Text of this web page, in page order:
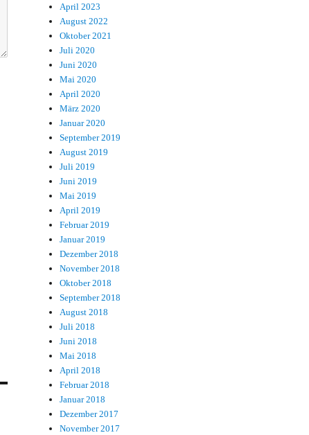
April 2023
August 2022
Oktober 2021
Juli 2020
Juni 2020
Mai 2020
April 2020
März 2020
Januar 2020
September 2019
August 2019
Juli 2019
Juni 2019
Mai 2019
April 2019
Februar 2019
Januar 2019
Dezember 2018
November 2018
Oktober 2018
September 2018
August 2018
Juli 2018
Juni 2018
Mai 2018
April 2018
Februar 2018
Januar 2018
Dezember 2017
November 2017